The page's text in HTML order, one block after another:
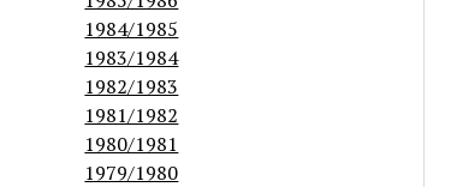
1984/1985
1983/1984
1982/1983
1981/1982
1980/1981
1979/1980